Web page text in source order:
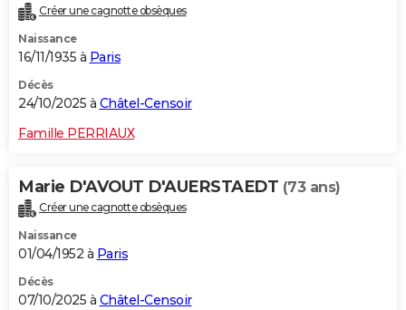
Créer une cagnotte obsèques
Naissance
16/11/1935 à Paris
Décès
24/10/2025 à Châtel-Censoir
Famille PERRIAUX
Marie D'AVOUT D'AUERSTAEDT (73 ans)
Créer une cagnotte obsèques
Naissance
01/04/1952 à Paris
Décès
07/10/2025 à Châtel-Censoir